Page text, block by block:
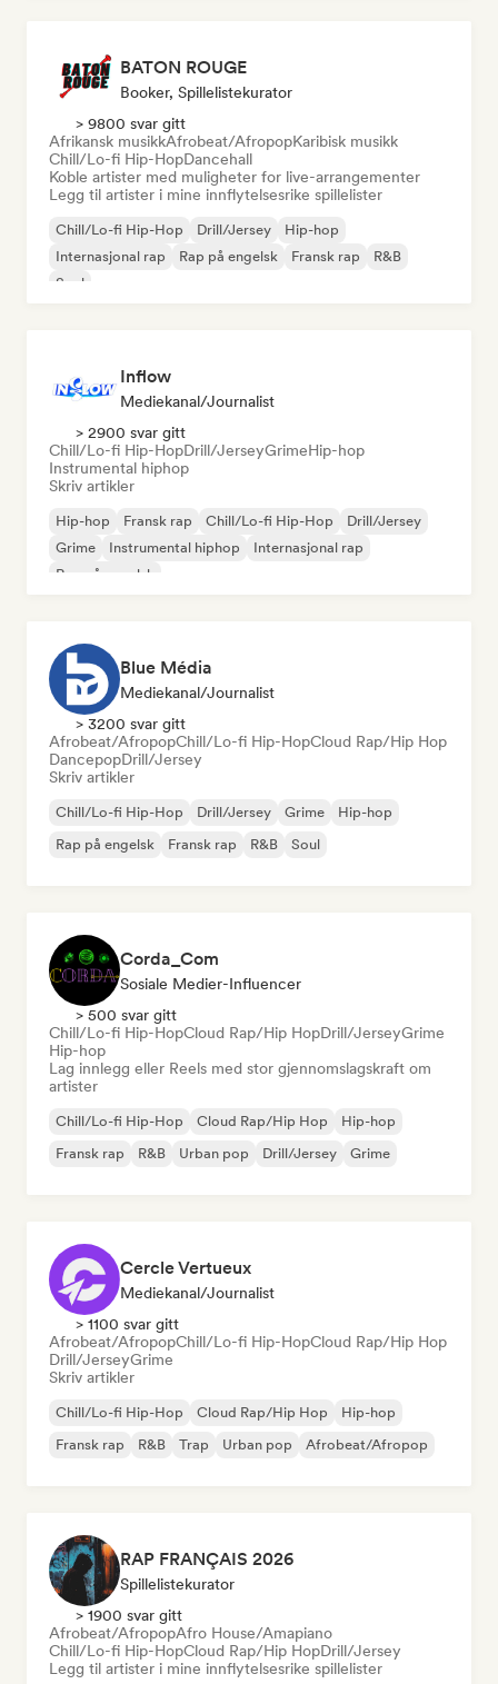
BATON ROUGE
Booker, Spillelistekurator
> 9800 svar gitt
Afrikansk musikkAfrobeat/AfropopKaribisk musikk
Chill/Lo-fi Hip-HopDancehall
Koble artister med muligheter for live-arrangementer
Legg til artister i mine innflytelsesrike spillelister
Chill/Lo-fi Hip-Hop Drill/Jersey
Hip-hop
Internasjonal rap
Rap på engelsk Fransk rap
R&B
Soul
Inflow
Mediekanal/journalist
> 2900 svar gitt
Chill/Lo-fi Hip-HopDrill/JerseyGrimeHip-hop
Instrumental hiphop
Skriv artikler
Hip-hop Fransk rap Chill/Lo-fi Hip-Hop
Drill/Jersey
Grime
Instrumental hiphop
Internasjonal rap
Rap på engelsk
Blue Média
Mediekanal/journalist
> 3200 svar gitt
Afrobeat/AfropopChill/Lo-fi Hip-HopCloud Rap/Hip Hop
DancepopDrill/Jersey
Skriv artikler
Chill/Lo-fi Hip-Hop Drill/Jersey Grime
Hip-hop
Rap på engelsk
Fransk rap R&B Soul
Corda_Com
Sosiale Medier-Influencer
> 500 svar gitt
Chill/Lo-fi Hip-HopCloud Rap/Hip HopDrill/JerseyGrime
Hip-hop
Lag innlegg eller Reels med stor gjennomslagskraft om
artister
Chill/Lo-fi Hip-Hop Cloud Rap/Hip Hop
Hip-hop
Fransk rap
R&B Urban pop Drill/Jersey Grime
Cercle Vertueux
Mediekanal/journalist
> 1100 svar gitt
Afrobeat/AfropopChill/Lo-fi Hip-HopCloud Rap/Hip Hop
Drill/JerseyGrime
Skriv artikler
Chill/Lo-fi Hip-Hop Cloud Rap/Hip Hop
Hip-hop
Fransk rap
R&B Trap Urban pop Afrobeat/Afropop
RAP FRANÇAIS 2026
Spillelistekurator
> 1900 svar gitt
Afrobeat/AfropopAfro House/Amapiano
Chill/Lo-fi Hip-HopCloud Rap/Hip HopDrill/Jersey
Legg til artister i mine innflytelsesrike spillelister